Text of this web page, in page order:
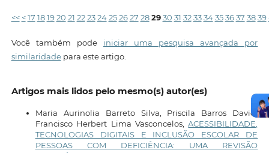
<< < 17 18 19 20 21 22 23 24 25 26 27 28 29 30 31 32 33 34 35 36 37 38 39
Você também pode iniciar uma pesquisa avançada por
similaridadepara este artigo.
Artigos mais lidos pelo mesmo(s) autor(es)
Maria Aurinolia Barreto Silva, Priscila Barros David,
Francisco Herbert Lima Vasconcelos,ACESSIBILIDADE,
TECNOLOGIAS DIGITAIS E INCLUSÃO ESCOLAR DE
PESSOAS COM DEFICIÊNCIA: UMA REVISÃO